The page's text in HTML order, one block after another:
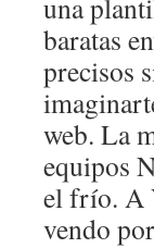
una
baratas
precisos
web. La
equipos
el frío. A
vendo